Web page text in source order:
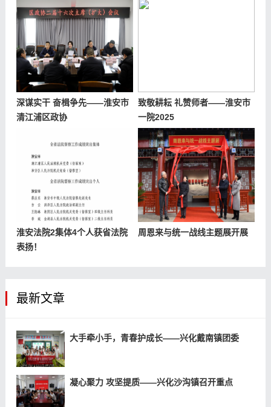
深谋实干 奋楫争先——淮安市
清江浦区政协
致敬耕耘 礼赞师者——淮安市
一院2025
淮安法院2集体4个人获省法院
表扬！
周恩来与统一战线主题展开展
最新文章
大手牵小手，青春护成长——兴化戴南镇团委
凝心聚力 攻坚提质——兴化沙沟镇召开重点